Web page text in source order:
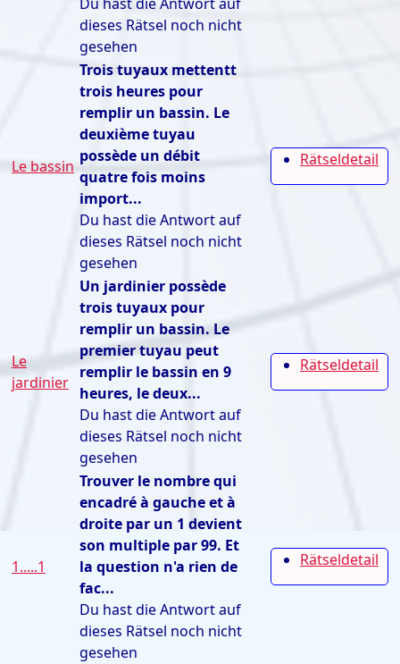
Du hast die Antwort auf
dieses Rätsel noch nicht
gesehen
Le bassin
Trois tuyaux mettentt
trois heures pour
remplir un bassin. Le
deuxième tuyau
possède un débit
quatre fois moins
import...
Du hast die Antwort auf
dieses Rätsel noch nicht
gesehen
Rätseldetail
Le
jardinier
Un jardinier possède
trois tuyaux pour
remplir un bassin. Le
premier tuyau peut
remplir le bassin en 9
heures, le deux...
Du hast die Antwort auf
dieses Rätsel noch nicht
gesehen
Rätseldetail
1.....1
Trouver le nombre qui
encadré à gauche et à
droite par un 1 devient
son multiple par 99. Et
la question n'a rien de
fac...
Du hast die Antwort auf
dieses Rätsel noch nicht
gesehen
Rätseldetail